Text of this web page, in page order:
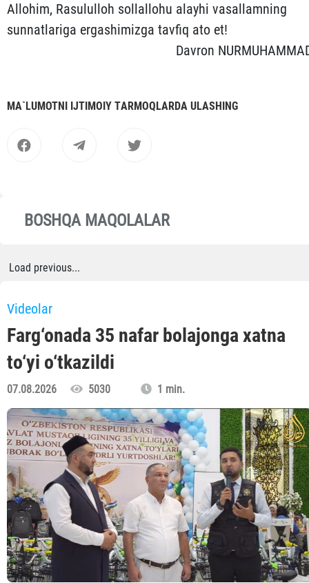
Allohim, Rasululloh sollallohu alayhi vasallamning
sunnatlariga ergashimizga tavfiq ato et!
Davron
MА`LUMOTNI IJTIMOIY TАRMOQLАRDА ULАSHING
BOSHQA MAQOLALAR
Load previous...
Videolar
Farg‘onada 35 nafar bolajonga xatna
to‘yi o‘tkazildi
07.08.2026 5030 1 min.